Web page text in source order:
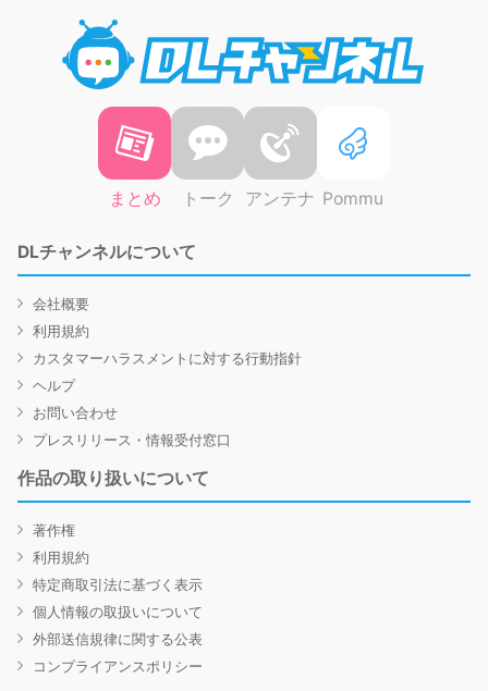
まとめ トーク アンテナ Pommu
DLチャンネルについて
会社概要
利用規約
カスタマーハラスメントに対する行動指針
ヘルプ
お問い合わせ
プレスリリース・情報受付窓口
作品の取り扱いについて
著作権
利用規約
特定商取引法に基づく表示
個人情報の取扱いについて
外部送信規律に関する公表
コンプライアンスポリシー